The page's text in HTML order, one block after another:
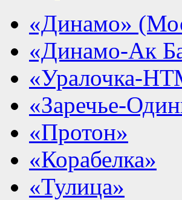
«Динамо»
«Динамо-Ак
«Уралочка-
«Заречье-
«Протон»
«Корабелка»
«Тулица»